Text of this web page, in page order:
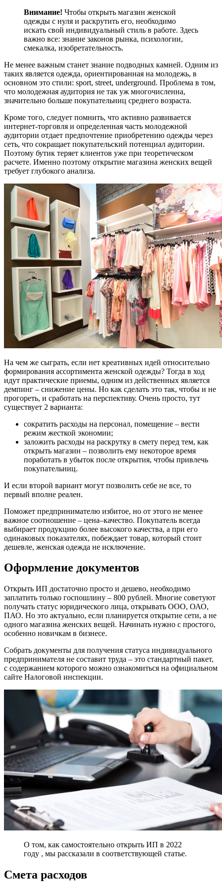
Внимание! Чтобы открыть магазин женской
одежды с нуля и раскрутить его, необходимо
искать свой индивидуальный стиль в работе. Здесь
важно все: знание законов рынка, психологии,
смекалка, изобретательность.
Не менее важным станет знание подводных камней. Одним из
таких является одежда, ориентированная на молодежь, в
основном это стили: sport, street, underground. Проблема в том,
что молодежная аудитория не так уж многочисленна,
значительно больше покупательниц среднего возраста.
Кроме того, следует помнить, что активно развивается
интернет-торговля и определенная часть молодежной
аудитории отдает предпочтение приобретению одежды через
сеть, что сокращает покупательский потенциал аудитории.
Поэтому бутик теряет клиентов уже при теоретическом
расчете. Именно поэтому открытие магазина женских вещей
требует глубокого анализа.
На чем же сыграть, если нет креативных идей относительно
формирования ассортимента женской одежды? Тогда в ход
идут практические приемы, одним из действенных является
демпинг – снижение цены. Но как сделать это так, чтобы и не
прогореть, и сработать на перспективу. Очень просто, тут
существует 2 варианта:
сократить расходы на персонал, помещение – вести
режим жесткой экономии;
заложить расходы на раскрутку в смету перед тем, как
открыть магазин – позволить ему некоторое время
поработать в убыток после открытия, чтобы привлечь
покупательниц.
И если второй вариант могут позволить себе не все, то
первый вполне реален.
Поможет предпринимателю избитое, но от этого не менее
важное соотношение – цена–качество. Покупатель всегда
выбирает продукцию более высокого качества, а при его
одинаковых показателях, побеждает товар, который стоит
дешевле, женская одежда не исключение.
Оформление документов
Открыть ИП достаточно просто и дешево, необходимо
заплатить только госпошлину – 800 рублей. Многие советуют
получать статус юридического лица, открывать ООО, ОАО,
ПАО. Но это актуально, если планируется открытие сети, а не
одного магазина женских вещей. Начинать нужно с простого,
особенно новичкам в бизнесе.
Собрать документы для получения статуса индивидуального
предпринимателя не составит труда – это стандартный пакет,
с содержанием которого можно ознакомиться на официальном
сайте Налоговой инспекции.
О том, как самостоятельно открыть ИП в 2022
году , мы рассказали в соответствующей статье.
Смета расходов